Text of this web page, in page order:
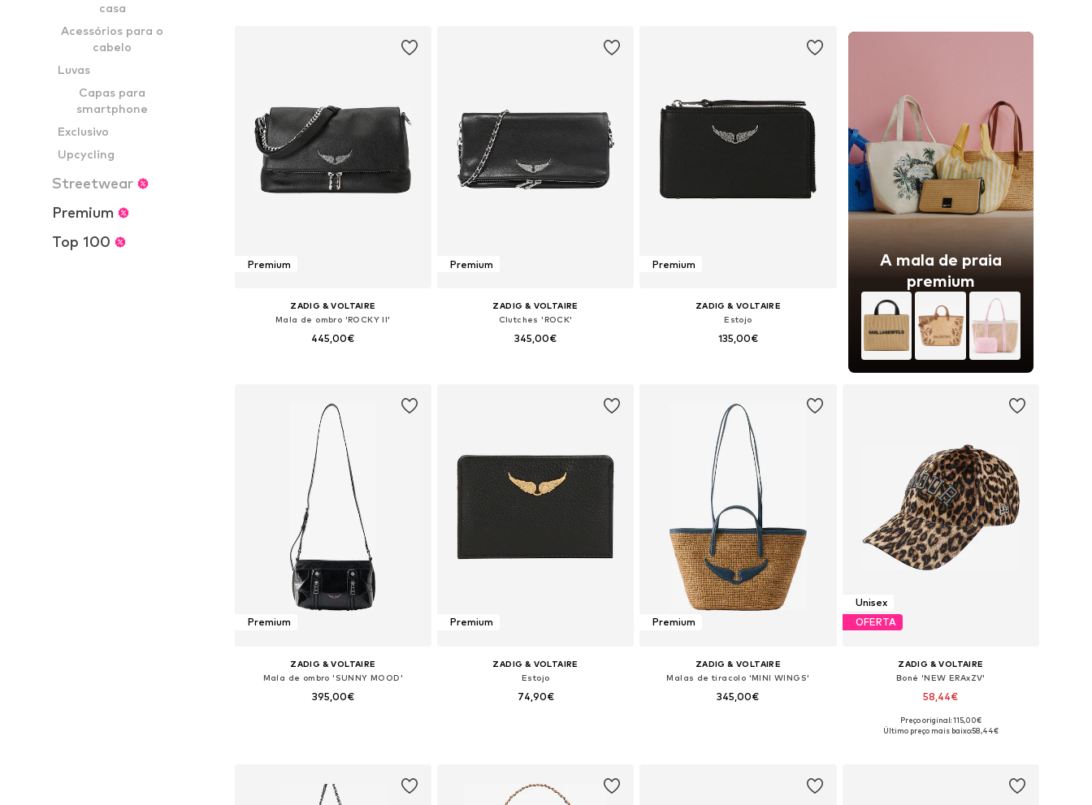
casa
Acessórios para o
cabelo
Luvas
Capas para
smartphone
Exclusivo
Upcycling
Streetwear
Premium
Top 100
Adicionar ao cesto
Premium
ZADIG & VOLTAIRE
Mala de ombro 'ROCKY II'
445,00€
Premium
ZADIG & VOLTAIRE
Clutches 'ROCK'
345,00€
Premium
ZADIG & VOLTAIRE
Estojo
135,00€
A mala de praia
premium
Premium
ZADIG & VOLTAIRE
Mala de ombro 'SUNNY MOOD'
395,00€
Premium
ZADIG & VOLTAIRE
Estojo
74,90€
Premium
ZADIG & VOLTAIRE
Malas de tiracolo 'MINI WINGS'
345,00€
Unisex
OFERTA
ZADIG & VOLTAIRE
Boné 'NEW ERAxZV'
58,44€
Tamanhos disponíveis: 55-60
Preço original: 115,00€
Último preço mais baixo:58,44€